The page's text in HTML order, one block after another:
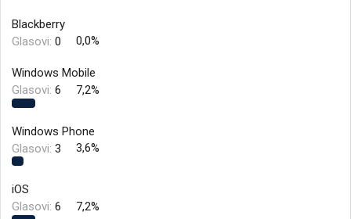
Blackberry
Glasovi: 0 0,0%
Windows Mobile
Glasovi: 6 7,2%
Windows Phone
Glasovi: 3 3,6%
iOS
Glasovi: 6 7,2%